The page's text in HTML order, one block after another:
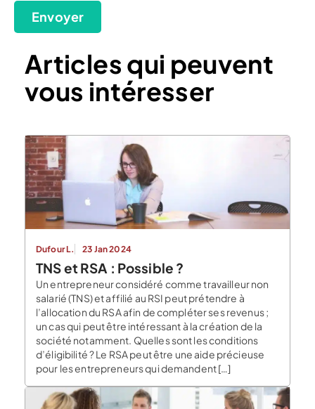
Envoyer
Articles qui peuvent
vous intéresser
Dufour L. 23 Jan 2024
TNS et RSA : Possible ?
Un entrepreneur considéré comme travailleur non
salarié (TNS) et affilié au RSI peut prétendre à
l’allocation du RSA afin de compléter ses revenus ;
un cas qui peut être intéressant à la création de la
société notamment. Quelles sont les conditions
d’éligibilité ? Le RSA peut être une aide précieuse
pour les entrepreneurs qui demandent […]